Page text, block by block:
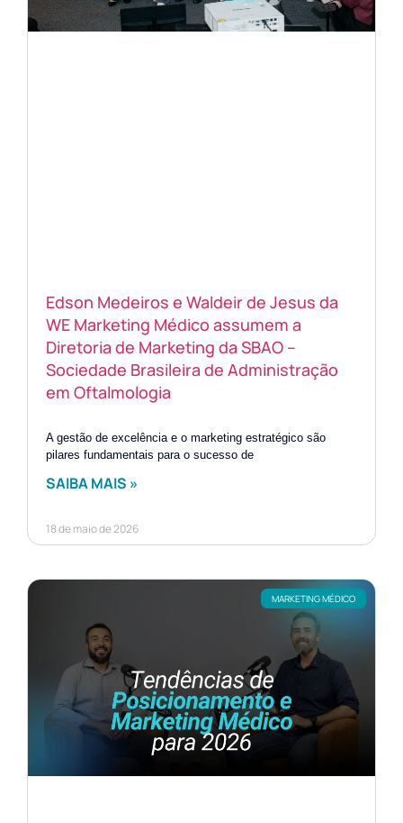
Edson Medeiros e Waldeir de Jesus da
WE Marketing Médico assumem a
Diretoria de Marketing da SBAO –
Sociedade Brasileira de Administração
em Oftalmologia
A gestão de excelência e o marketing estratégico são
pilares fundamentais para o sucesso de
SAIBA MAIS »
18 de maio de 2026
MARKETING MÉDICO